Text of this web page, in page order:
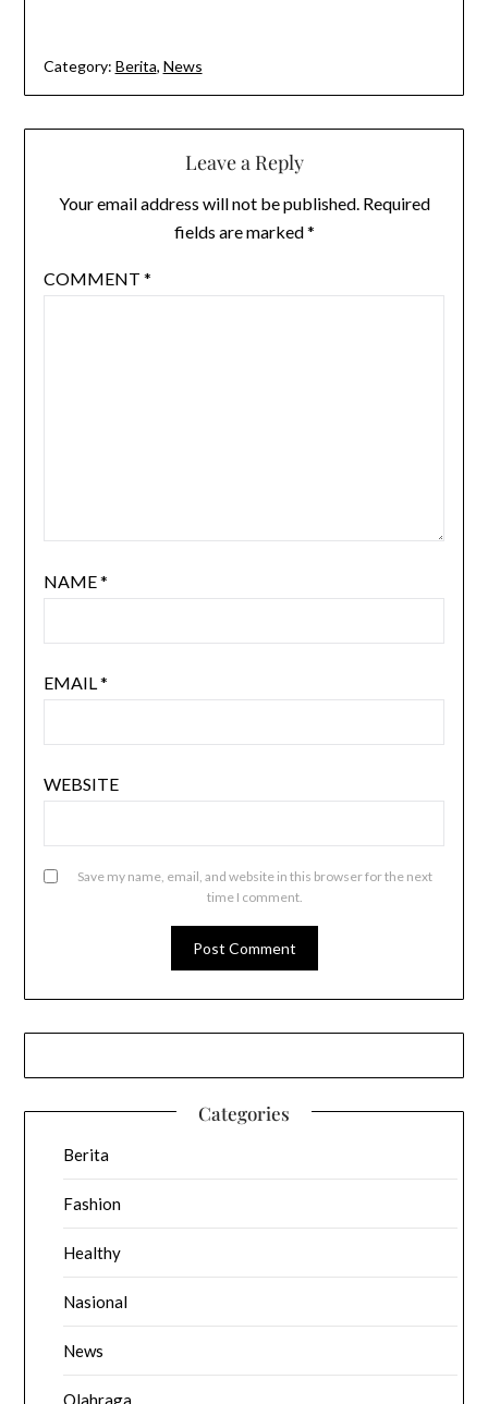
Category: Berita, News
Leave a Reply
Your email address will not be published. Required
fields are marked*
COMMENT *
NAME*
EMAIL*
WEBSITE
Save my name, email, and website in this browser for the next
time I comment.
Categories
Berita
Fashion
Healthy
Nasional
News